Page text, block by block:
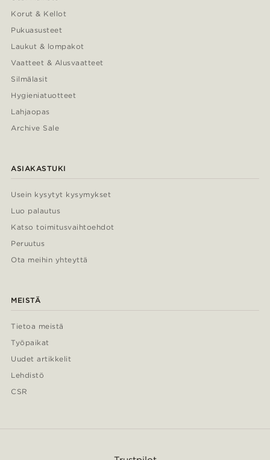
Korut & Kellot
Pukuasusteet
Laukut & lompakot
Vaatteet & Alusvaatteet
Silmälasit
Hygieniatuotteet
Lahjaopas
Archive Sale
ASIAKASTUKI
Usein kysytyt kysymykset
Luo palautus
Katso toimitusvaihtoehdot
Peruutus
Ota meihin yhteyttä
MEISTÄ
Tietoa meistä
Työpaikat
Uudet artikkelit
Lehdistö
CSR